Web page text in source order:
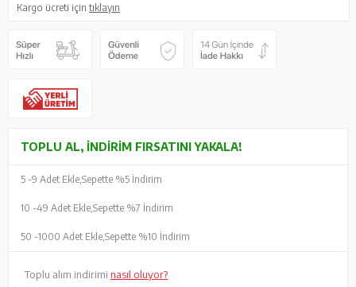
Kargo ücreti içintıklayın
TOPLU AL, İNDIRIM FIRSATINI YAKALA!
5 -9 Adet Ekle, Sepette %5 İndirim
10 -49 Adet Ekle, Sepette %7 İndirim
50 -1000 Adet Ekle, Sepette %10 İndirim
Toplu alım indirimi nasıl oluyor?